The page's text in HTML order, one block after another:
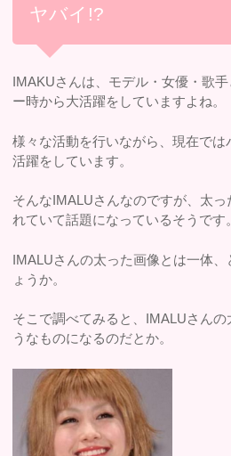
ヤバイ!?
IMAKUさんは、モデル・女優・歌
ー時から大活躍をしていますよね。
様々な活動を行いながら、現在では
活躍をしています。
そんなIMALUさんなのですが、太
れていて話題になっているそうです。
IMALUさんの太った画像とは一体
ょうか。
そこで調べてみると、IMALUさん
うなものになるのだとか。